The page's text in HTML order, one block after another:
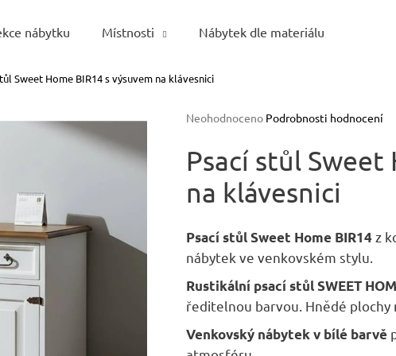
nábytku Místnosti Nábytek dle materiálu
Sweet Home BIR14 s výsuvem na klávesnici
Průměrné
produktu
je
z
hvězdiček.
Neohodnoceno Podrobnosti hodnocení
Psací stůl Sweet
na klávesnici
Psací stůl Sweet Home BIR14z
nábytek ve venkovském stylu.
Rustikální psací stůl SWEET
ředitelnou barvou. Hnědé plochy
Venkovský nábytek v bílé barvě
Co potřebujete najít?
HLEDAT
Doporučujeme